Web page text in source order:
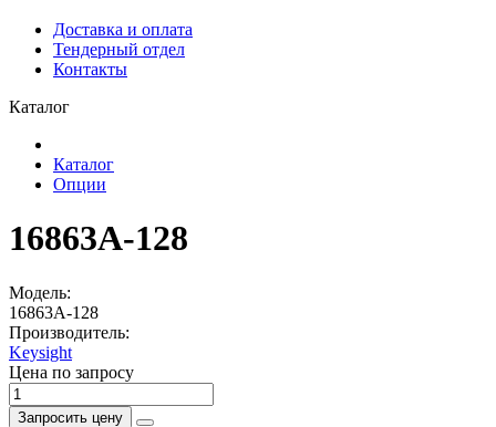
Доставка и оплата
Тендерный отдел
Контакты
Каталог
Каталог
Опции
16863A-128
Модель:
16863A-128
Производитель:
Keysight
Цена по запросу
Запросить цену